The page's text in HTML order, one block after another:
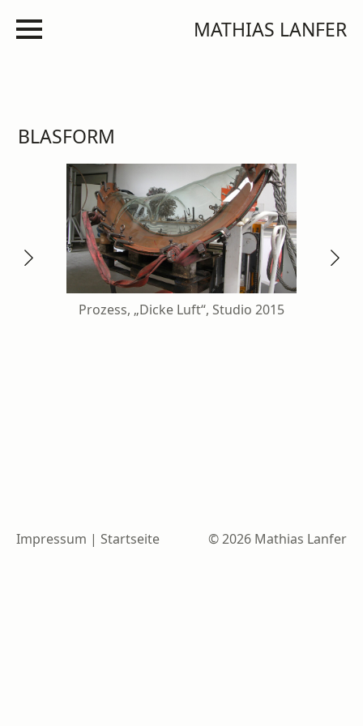
MATHIAS LANFER
BLASFORM
Prozess, „Dicke Luft“, Studio 2015
Impressum | Startseite © 2026 Mathias Lanfer